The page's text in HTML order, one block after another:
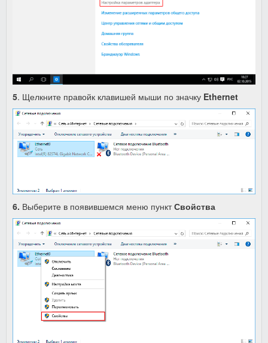
5. Щелкните правойк клавишей мыши по значку Ethernet
6. Выберите в появившемся меню пунктСвойства